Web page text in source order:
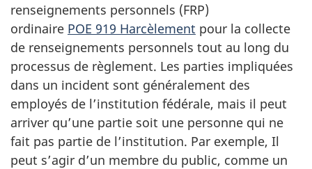
renseignements personnels (FRP)
ordinaire POE 919 Harcèlement pour la collecte
de renseignements personnels tout au long du
processus de règlement. Les parties impliquées
dans un incident sont généralement des
employés de l’institution fédérale, mais il peut
arriver qu’une partie soit une personne qui ne
fait pas partie de l’institution. Par exemple, Il
peut s’agir d’un membre du public, comme un